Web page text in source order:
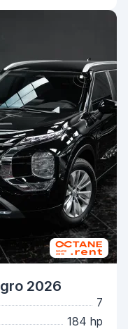
2026
7
184 hp